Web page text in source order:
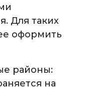
Для таких
оформить
районы:
на